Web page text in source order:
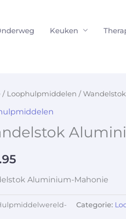
Keuken
/ Loophulpmiddelen /
Aluminium-Mahonie
Categorie: